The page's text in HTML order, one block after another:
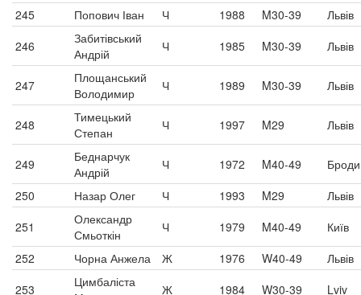
245
Попович Іван Ч 1988 M30-39
Львів
246
Забитівський
Андрій
Ч 1985 M30-39 Львів
247
Площанський
Володимир
Ч 1989 M30-39 Львів
248
Тимецький
Степан
Ч 1997 M29 Львів
249
Беднарчук
Андрій
Ч 1972 M40-49
Броди
250
Назар Олег Ч 1993 M29
Львів
251
Олександр
Смьоткін
Ч 1979 M40-49
Київ
252
Чорна Анжела Ж 1976 W40-49
Львів
253
Цимбаліста
Ж 1984 W30-39 Lviv